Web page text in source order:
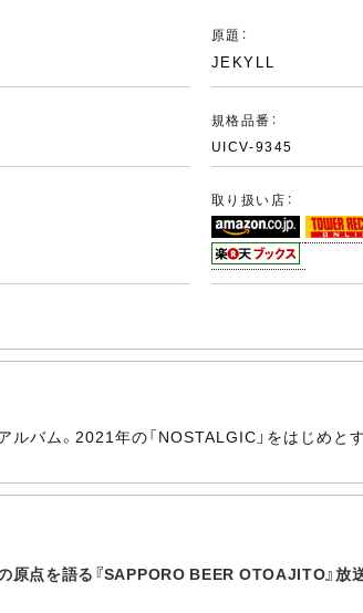
原題：
JEKYLL
規格品番：
UICV-9345
取り扱い店：
ルバム。2021年の「NOSTALGIC」をはじめ
原点を語る『SAPPORO BEER OTOAJITO』放